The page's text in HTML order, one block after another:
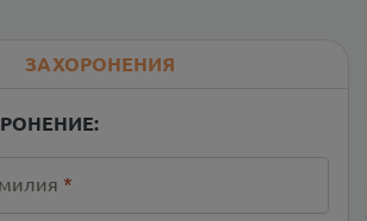
ЗАХОРОНЕНИЯ
*